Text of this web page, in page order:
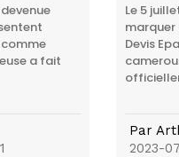
comme
a fait
Le 5
marquer
Devis
Par
2023-